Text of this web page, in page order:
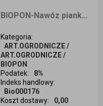
BIOPON-Nawóz pianka roślin kwitnących 0,25l
Kategoria:
ART.OGRODNICZE /
ART.OGRODNICZE /
BIOPON
Podatek:
8%
Indeks handlowy:
Bio000176
Koszt dostawy: 0,00
Ilość sztuk